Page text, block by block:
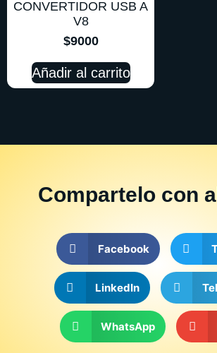
CONVERTIDOR USB A
V8
$9000
Añadir al carrito
Compartelo con
Facebook
LinkedIn
WhatsApp